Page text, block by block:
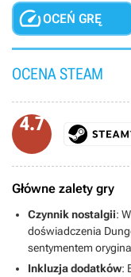
OCEŃ GRĘ
OCENA STEAM
4.7
Główne zalety gry
Czynnik nostalgii:
doświadczenia
sentymentem
Inkluzja dodatków: